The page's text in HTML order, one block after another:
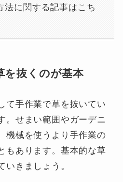
法に関する記事はこち
を抜くのが基本
て手作業で草を抜いてい
。せまい範囲やガーデニ
機械を使うより手作業の
もあります。基本的な草
いきましょう。